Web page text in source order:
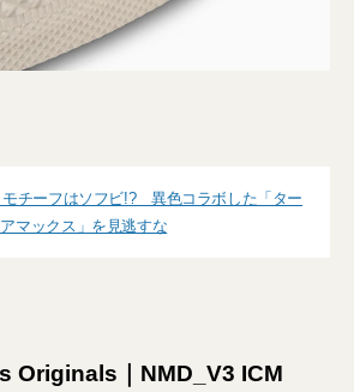
モチーフはソフビ!? 異色コラボした「ター
マックス」を見逃すな
Originals｜NMD_V3 ICM